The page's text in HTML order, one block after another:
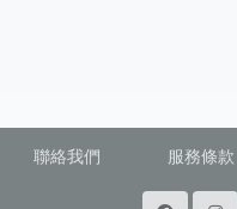
聯絡我們 服務條款